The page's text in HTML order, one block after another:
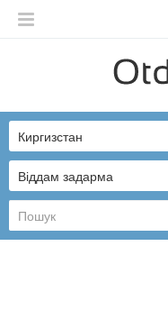
English
Русский
Українська
Віддам задарма
Киргизстан